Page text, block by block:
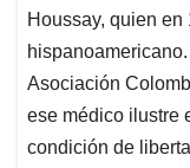
Houssay, quien en
Asociación
ese médico ilustre
condición de